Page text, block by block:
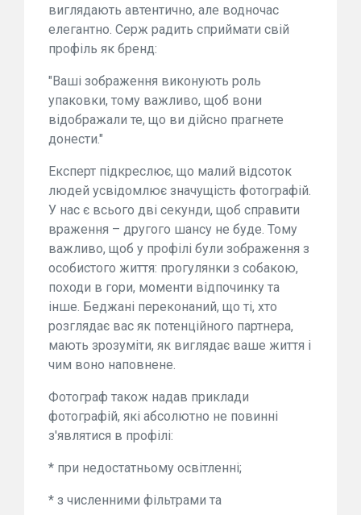
виглядають автентично, але водночас
елегантно. Серж радить сприймати свій
профіль як бренд:
"Ваші зображення виконують роль
упаковки, тому важливо, щоб вони
відображали те, що ви дійсно прагнете
донести."
Експерт підкреслює, що малий відсоток
людей усвідомлює значущість фотографій.
У нас є всього дві секунди, щоб справити
враження – другого шансу не буде. Тому
важливо, щоб у профілі були зображення з
особистого життя: прогулянки з собакою,
походи в гори, моменти відпочинку та
інше. Беджані переконаний, що ті, хто
розглядає вас як потенційного партнера,
мають зрозуміти, як виглядає ваше життя і
чим воно наповнене.
Фотограф також надав приклади
фотографій, які абсолютно не повинні
з'являтися в профілі:
* при недостатньому освітленні;
* з численними фільтрами та